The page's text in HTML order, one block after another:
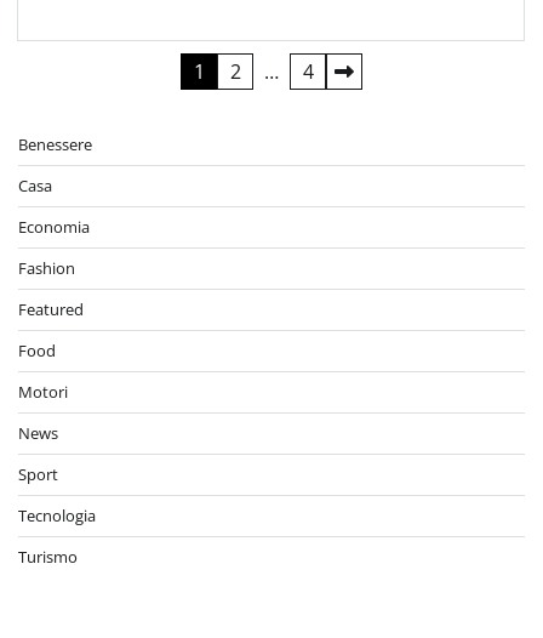
articoli
1 2 … 4
Benessere
Casa
Economia
Fashion
Featured
Food
Motori
News
Sport
Tecnologia
Turismo